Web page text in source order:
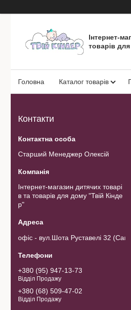
Інтернет-
товарів
Головна Каталог товарів
Контакти
Старший Менеджер Олексій
Інтернет-магазин дитячих товарі
в та товарів для дому "Твій Кінде
р"
офіс - вул.Шота Руставелі 32
+380 (95) 947-13-73
Відділ Продажу
+380 (68) 509-47-02
Відділ Продажу